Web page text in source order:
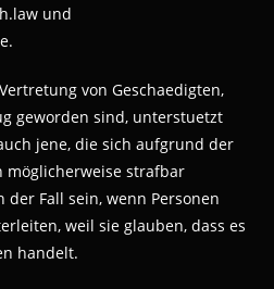
und
von Geschaedigten,
geworden sind, unterstuetzt
jene, die sich aufgrund der
möglicherweise strafbar
der Fall sein, wenn Personen
weil sie glauben, dass es
handelt.